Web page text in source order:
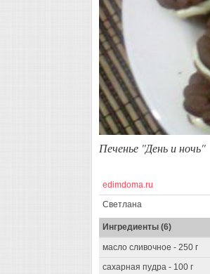
Печенье ''День и ночь''
edimdoma.ru
Светлана
Ингредиенты (6)
масло сливочное - 250 г
сахарная пудра - 100 г